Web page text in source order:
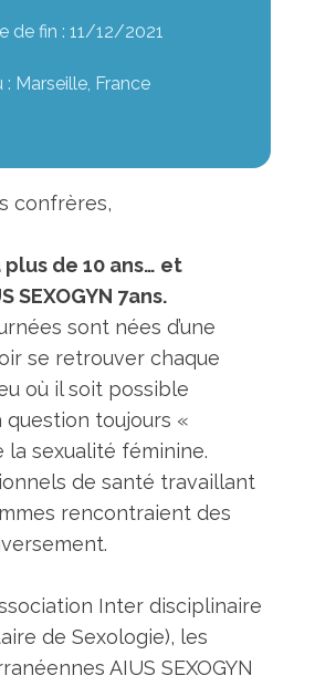
de fin : 11/12/2021
: Marseille, France
confrères,
plus de 10 ans… et
SEXOGYN 7ans.
sont nées d’une
se retrouver chaque
où il soit possible
question toujours «
la sexualité féminine.
de santé travaillant
rencontraient des
Inter disciplinaire
de Sexologie), les
AIUS SEXOGYN